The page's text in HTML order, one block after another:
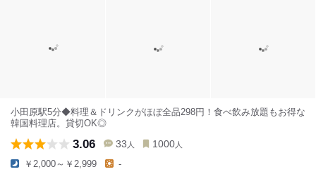
小田原駅5分◆料理＆ドリンクがほぼ全品298円！食べ飲み放題もお得な
韓国料理店。貸切OK◎
3.06 33 人 1000 人
￥2,000～￥2,999 -